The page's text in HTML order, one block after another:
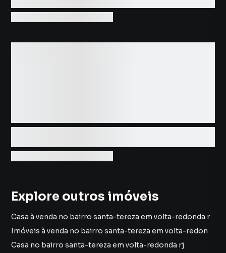
Explore outros imóveis
Casa no bairro santa-tereza em volta-redonda rj